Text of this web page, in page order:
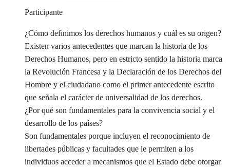
Participante
¿Cómo definimos los derechos humanos y cuál es su origen?
Existen varios antecedentes que marcan la historia de los
Derechos Humanos, pero en estricto sentido la historia marca
la Revolución Francesa y la Declaración de los Derechos del
Hombre y el ciudadano como el primer antecedente escrito
que señala el carácter de universalidad de los derechos.
¿Por qué son fundamentales para la convivencia social y el
desarrollo de los países?
Son fundamentales porque incluyen el reconocimiento de
libertades públicas y facultades que le permiten a los
individuos acceder a mecanismos que el Estado debe otorgar